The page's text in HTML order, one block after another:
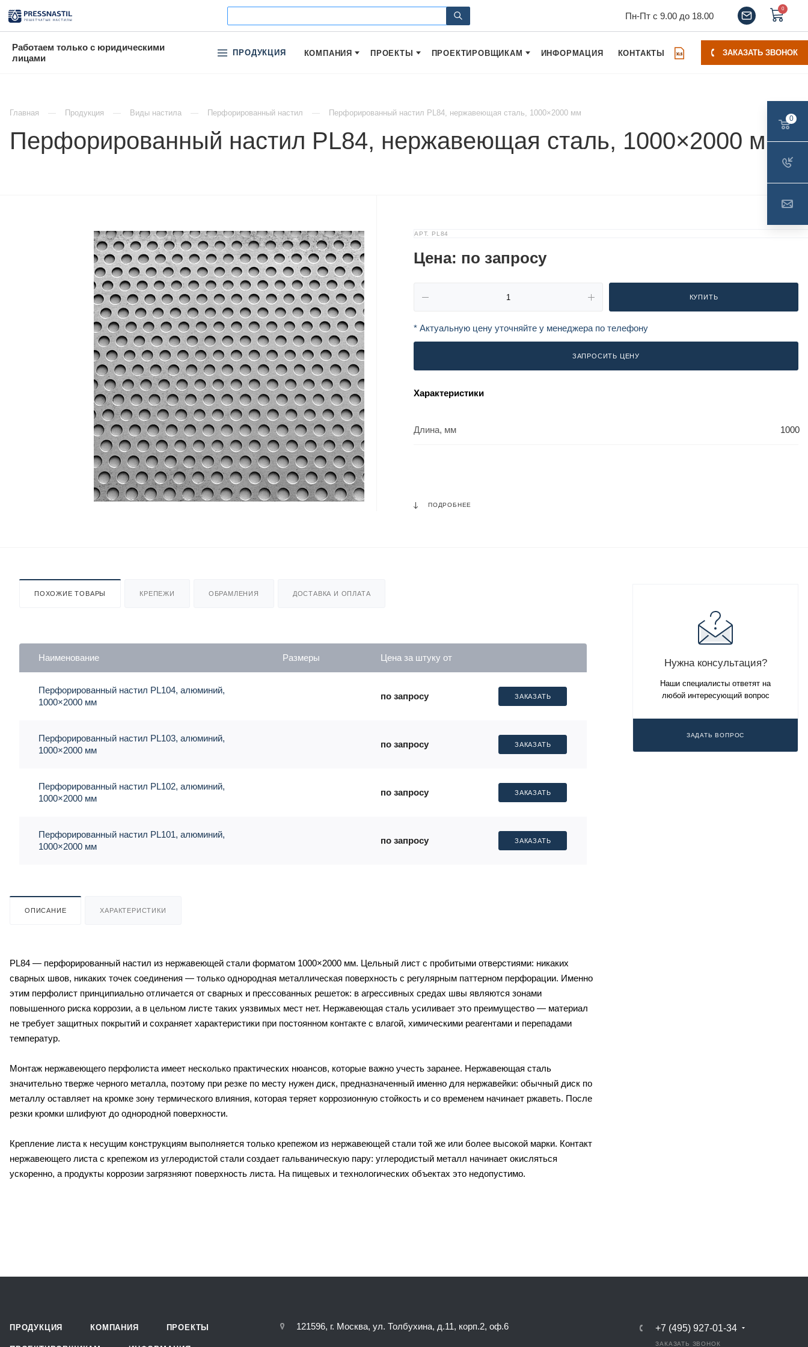
Пн-Пт с 9.00 до 18.00
0
Работаем только с юридическими
лицами
ПРОДУКЦИЯ КОМПАНИЯ ПРОЕКТЫ ПРОЕКТИРОВЩИКАМ ИНФОРМАЦИЯ КОНТАКТЫ ЗАКАЗАТЬ ЗВОНОК
Главная Продукция Виды настила Перфорированный настил Перфорированный настил PL84, нержавеющая сталь, 1000×2000 мм
Перфорированный настил PL84, нержавеющая сталь, 1000×2000 мм
АРТ. PL84
Цена: по запросу
КУПИТЬ
* Актуальную цену уточняйте у менеджера по телефону
ЗАПРОСИТЬ ЦЕНУ
Характеристики
Длина, мм 1000
ПОДРОБНЕЕ
Нужна консультация?
Наши специалисты ответят на
любой интересующий вопрос
ЗАДАТЬ ВОПРОС
ПОХОЖИЕ ТОВАРЫ КРЕПЕЖИ ОБРАМЛЕНИЯ ДОСТАВКА И ОПЛАТА
Наименование Размеры Цена за штуку от
Перфорированный настил PL104, алюминий,
1000×2000 мм
по запросу ЗАКАЗАТЬ
Перфорированный настил PL103, алюминий,
1000×2000 мм
по запросу ЗАКАЗАТЬ
Перфорированный настил PL102, алюминий,
1000×2000 мм
по запросу ЗАКАЗАТЬ
Перфорированный настил PL101, алюминий,
1000×2000 мм
по запросу ЗАКАЗАТЬ
ОПИСАНИЕ ХАРАКТЕРИСТИКИ
PL84 — перфорированный настил из нержавеющей стали форматом 1000×2000 мм. Цельный лист с пробитыми отверстиями: никаких
сварных швов, никаких точек соединения — только однородная металлическая поверхность с регулярным паттерном перфорации. Именно
этим перфолист принципиально отличается от сварных и прессованных решеток: в агрессивных средах швы являются зонами
повышенного риска коррозии, а в цельном листе таких уязвимых мест нет. Нержавеющая сталь усиливает это преимущество — материал
не требует защитных покрытий и сохраняет характеристики при постоянном контакте с влагой, химическими реагентами и перепадами
температур.
Монтаж нержавеющего перфолиста имеет несколько практических нюансов, которые важно учесть заранее. Нержавеющая сталь
значительно тверже черного металла, поэтому при резке по месту нужен диск, предназначенный именно для нержавейки: обычный диск по
металлу оставляет на кромке зону термического влияния, которая теряет коррозионную стойкость и со временем начинает ржаветь. После
резки кромки шлифуют до однородной поверхности.
Крепление листа к несущим конструкциям выполняется только крепежом из нержавеющей стали той же или более высокой марки. Контакт
нержавеющего листа с крепежом из углеродистой стали создает гальваническую пару: углеродистый металл начинает окисляться
ускоренно, а продукты коррозии загрязняют поверхность листа. На пищевых и технологических объектах это недопустимо.
ПРОДУКЦИЯ КОМПАНИЯ ПРОЕКТЫ 121596, г. Москва, ул. Толбухина, д.11, корп.2, оф.6 +7 (495) 927-01-34
ЗАКАЗАТЬ ЗВОНОК
0